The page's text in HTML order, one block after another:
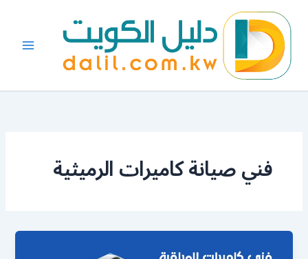
المحتوى
فني صيانة كاميرات الرميثية